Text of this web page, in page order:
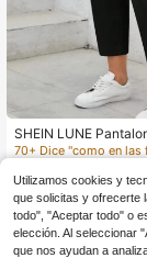
SHEIN LUNE
e mujer con cintura
70+ Dice "como en las
$7 .99 -29%
Utilizamos cookies y
que solicitas y ofrecerte
todo", "Aceptar todo" o
elección. Al seleccionar
que nos ayudan a